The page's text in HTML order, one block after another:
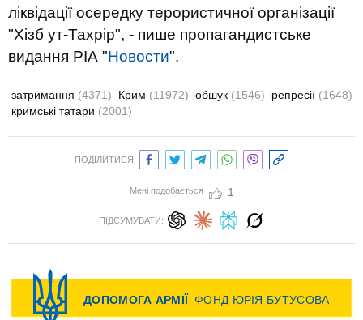
ліквідації осередку терористичної організації
"Хізб ут-Тахрір", - пише пропагандистське
видання РІА "Новости".
затримання (4371) Крим (11972) обшук (1546) репресії (1648)
кримські татари (2001)
ПОДІЛИТИСЯ:
Мені подобається 1
ПІДСУМУВАТИ: